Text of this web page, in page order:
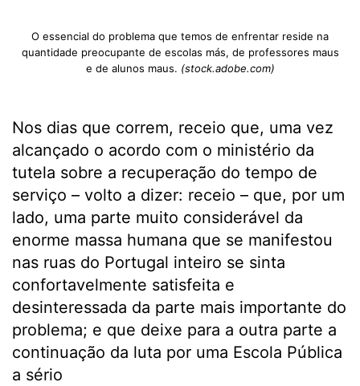
O essencial do problema que temos de enfrentar reside na
quantidade preocupante de escolas más, de professores maus
e de alunos maus. (stock.adobe.com)
Nos dias que correm, receio que, uma vez
alcançado o acordo com o ministério da
tutela sobre a recuperação do tempo de
serviço – volto a dizer: receio – que, por um
lado, uma parte muito considerável da
enorme massa humana que se manifestou
nas ruas do Portugal inteiro se sinta
confortavelmente satisfeita e
desinteressada da parte mais importante do
problema; e que deixe para a outra parte a
continuação da luta por uma Escola Pública
a sério